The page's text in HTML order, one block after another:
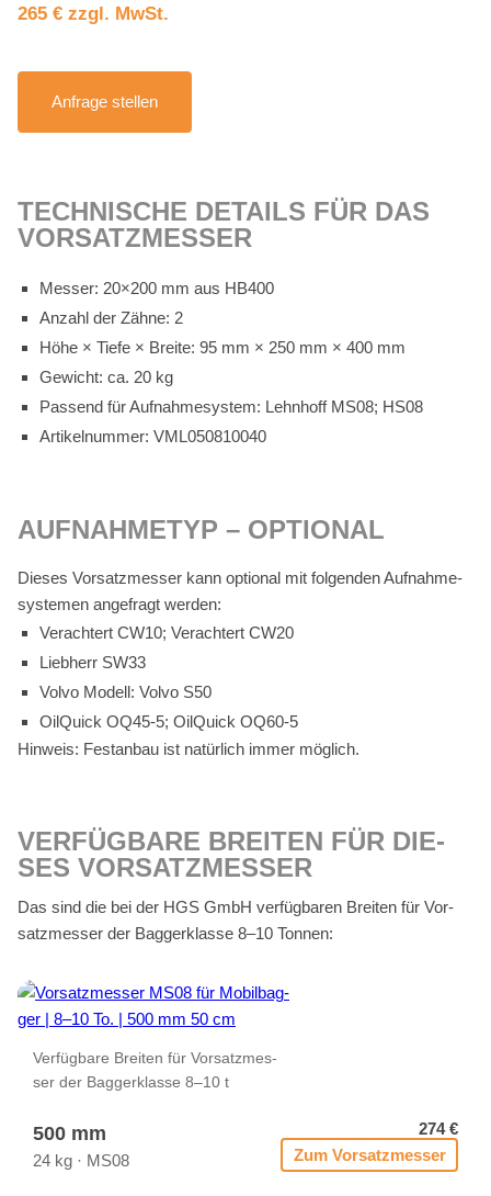
265 € zzgl. MwSt.
An­fra­ge stel­len
TECH­NI­SCHE DE­TAILS FÜR DAS
VOR­SATZ­MES­SER
Mes­ser: 20×200 mm aus HB400
An­zahl der Zäh­ne: 2
Höhe × Tie­fe × Brei­te: 95 mm × 250 mm × 400 mm
Ge­wicht: ca. 20 kg
Pas­send für Auf­nah­me­sys­tem: Lehn­hoff MS08; HS08
Ar­ti­kel­num­mer: VML050810040
AUF­NAH­ME­TYP – OP­TIO­NAL
Die­ses Vor­satz­mes­ser kann op­tio­nal mit fol­gen­den Auf­nah­me­
sys­te­men an­ge­fragt wer­den:
Ver­ach­tert CW10; Ver­ach­tert CW20
Lieb­herr SW33
Vol­vo Mo­dell: Vol­vo S50
Oil­Quick OQ45‑5; Oil­Quick OQ60‑5
Hin­weis: Fest­an­bau ist na­tür­lich im­mer mög­lich.
VER­FÜG­BA­RE BREI­TEN FÜR DIE­
SES VOR­SATZ­MES­SER
Das sind die bei der HGS GmbH ver­füg­ba­ren Brei­ten für Vor­
satz­mes­ser der Bag­ger­klas­se 8–10 Ton­nen:
Ver­füg­ba­re Brei­ten für Vor­satz­mes­
ser der Bag­ger­klas­se 8–10 t
500 mm
24 kg · MS08
274 €
Zum Vor­satz­mes­ser